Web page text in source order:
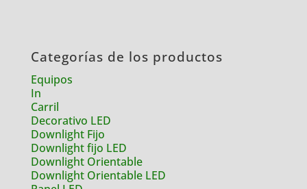
Categorías de los productos
Equipos
In
Carril
Decorativo LED
Downlight Fijo
Downlight fijo LED
Downlight Orientable
Downlight Orientable LED